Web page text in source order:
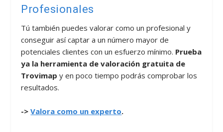
Profesionales
Tú también puedes valorar como un profesional y
conseguir así captar a un número mayor de
potenciales clientes con un esfuerzo mínimo. Prueba
ya la herramienta de valoración gratuita de
Trovimapy en poco tiempo podrás comprobar los
resultados.
->Valora como un experto.